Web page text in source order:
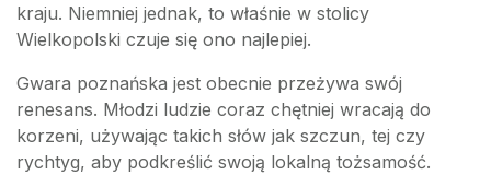
kraju. Niemniej jednak, to właśnie w stolicy
Wielkopolski czuje się ono najlepiej.
Gwara poznańska jest obecnie przeżywa swój
renesans. Młodzi ludzie coraz chętniej wracają do
korzeni, używając takich słów jak szczun, tej czy
rychtyg, aby podkreślić swoją lokalną tożsamość.